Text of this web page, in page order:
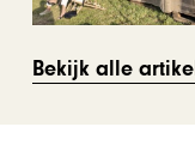
Bekijk alle